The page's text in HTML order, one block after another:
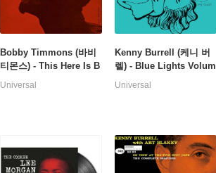
Bobby Timmons (바비
티몬스) - This Here Is B
obby Timmons [LP]
Universal
Kenny Burrell (케니 버
렐) - Blue Lights Volum
e 1 [LP]
Universal